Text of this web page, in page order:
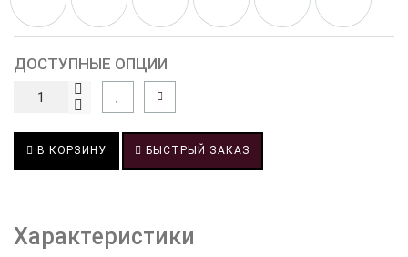
ДОСТУПНЫЕ ОПЦИИ
В КОРЗИНУ БЫСТРЫЙ ЗАКАЗ
Характеристики